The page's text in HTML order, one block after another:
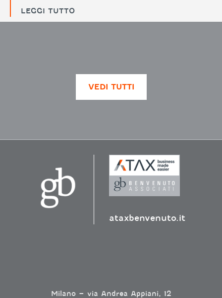
LEGGI TUTTO
VEDI TUTTI
ataxbenvenuto.it
Milano – via Andrea Appiani, 12